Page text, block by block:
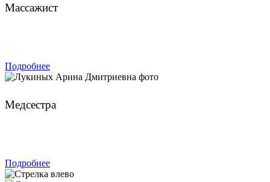
Массажист
Подробнее
Медсестра
Подробнее